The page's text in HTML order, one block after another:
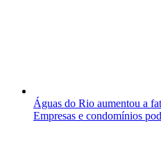
Águas do Rio aumentou a
Empresas e condomínios